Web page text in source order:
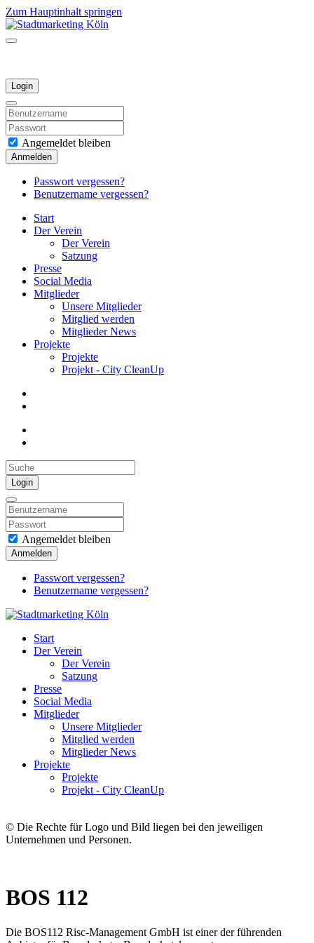
Zum Hauptinhalt springen
Login
Angemeldet bleiben
Anmelden
Passwort vergessen?
Benutzername vergessen?
Start
Der Verein
Der Verein
Satzung
Presse
Social Media
Mitglieder
Unsere Mitglieder
Mitglied werden
Mitglieder News
Projekte
Projekte
Projekt - City CleanUp
Login
Angemeldet bleiben
Anmelden
Passwort vergessen?
Benutzername vergessen?
Start
Der Verein
Der Verein
Satzung
Presse
Social Media
Mitglieder
Unsere Mitglieder
Mitglied werden
Mitglieder News
Projekte
Projekte
Projekt - City CleanUp
© Die Rechte für Logo und Bild liegen bei den jeweiligen
Unternehmen und Personen.
BOS 112
Die BOS112 Risc-Management GmbH ist einer der führenden